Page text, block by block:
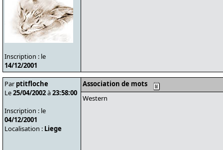
Inscription : le
14/12/2001
Par ptitfloche
Le25/04/2002à23:58:00
Inscription : le
04/12/2001
Localisation : Liege
Association de mots
Western